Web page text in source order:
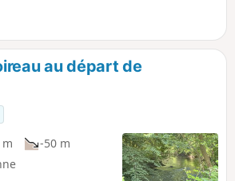
au départ de
m
-50 m